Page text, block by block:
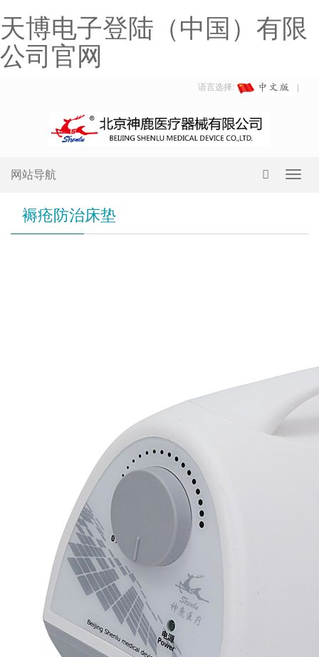
天博电子登陆（中国）有限
公司官网
语言选择:
网站导航
褥疮防治床垫